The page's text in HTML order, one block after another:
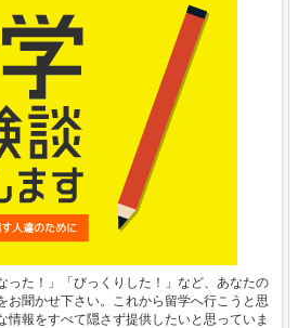
った！」「びっくりした！」など、あなたの
お聞かせ下さい。これから留学へ行こうと思
情報をすべて隠さず提供したいと思っていま